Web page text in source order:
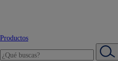
Productos